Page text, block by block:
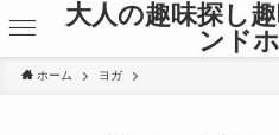
大人の趣味探し
ンド
ホーム ヨガ